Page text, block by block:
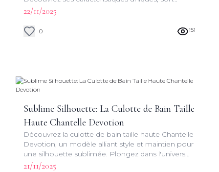
design tendance et comment elle sublimera votre
silhouette au bord de la piscine ou sur la plage.
22/11/2025
0 151
Sublime Silhouette: La Culotte de Bain Taille
Haute Chantelle Devotion
Découvrez la culotte de bain taille haute Chantelle
Devotion, un modèle alliant style et maintien pour
une silhouette sublimée. Plongez dans l'univers
raffiné de la collection Chantelle - Bain.
21/11/2025